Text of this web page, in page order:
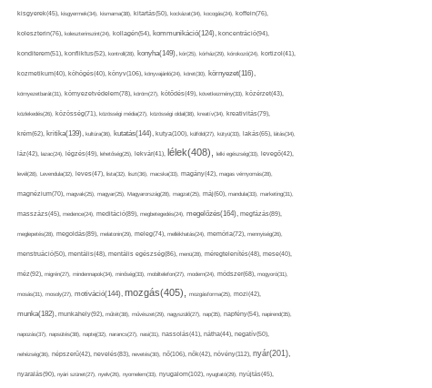
kisgyerek(45), kisgyermek(34), kismama(38), kitartás(50), kockázat(34), kocogás(24), koffein(76),
koleszterin(76), koleszterinszint(24), kollagén(54), kommunikáció(124), koncentráció(94),
konditerem(51), konfliktus(52), kontroll(28), konyha(149), kór(25), kórház(29), kórokozó(24), kortizol(41),
kozmetikum(40), köhögés(40), könyv(106), könyvajánló(24), köret(30), környezet(116),
környezetbarát(31), környezetvédelem(78), köröm(27), kötődés(49), következmény(33), közérzet(43),
közlekedés(26), közösség(71), közösségi média(27), közösségi oldal(38), kreatív(34), kreativitás(79),
krém(62), kritika(139), kultúra(36), kutatás(144), kutya(100), külföld(27), kütyü(33), lakás(65), látás(34),
láz(42), lazac(24), légzés(49), lehetőség(25), lekvár(41), lélek(408), lelki egészség(33), levegő(42),
levél(28), Levendula(32), leves(47), lista(32), liszt(36), macska(33), magány(42), magas vérnyomás(28),
magnézium(70), magvak(25), magyar(25), Magyarország(28), magzat(25), máj(60), mandula(33), marketing(31),
masszázs(45), medence(24), meditáció(89), megbetegedés(24), megelőzés(164), megfázás(89),
meglepetés(28), megoldás(89), melatonin(29), meleg(74), mellékhatás(24), memória(72), mennyiség(26),
menstruáció(50), mentális(48), mentális egészség(86), menü(28), méregtelenítés(48), mese(40),
méz(92), migrén(27), mindennapok(34), minőség(33), mobiltelefon(27), modern(24), módszer(68), mogyoró(31),
mosás(31), mosoly(27), motiváció(144), mozgás(405), mozgásforma(25), mozi(42),
munka(182), munkahely(92), műtét(38), művészet(29), nagyszülő(27), nap(35), napfény(54), napirend(35),
napozás(37), napsütés(38), naptej(32), narancs(27), nasi(31), nassolás(41), nátha(44), negatív(50),
nehézség(36), népszerű(42), nevelés(83), nevetés(30), nő(106), nők(42), növény(112), nyár(201),
nyaralás(90), nyári szünet(27), nyelv(26), nyomelem(33), nyugalom(102), nyugtató(29), nyújtás(45),